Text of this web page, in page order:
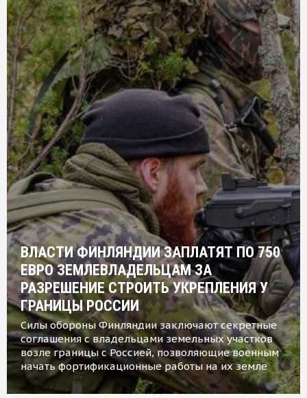
ВЛАСТИ ФИНЛЯНДИИ ЗАПЛАТЯТ ПО 750
ЕВРО ЗЕМЛЕВЛАДЕЛЬЦАМ ЗА
РАЗРЕШЕНИЕ СТРОИТЬ УКРЕПЛЕНИЯ У
ГРАНИЦЫ РОССИИ
Силы обороны Финляндии заключают секретные
соглашения с владельцами земельных участков
возле границы с Россией, позволяющие военным
начать фортификационные работы на их земле